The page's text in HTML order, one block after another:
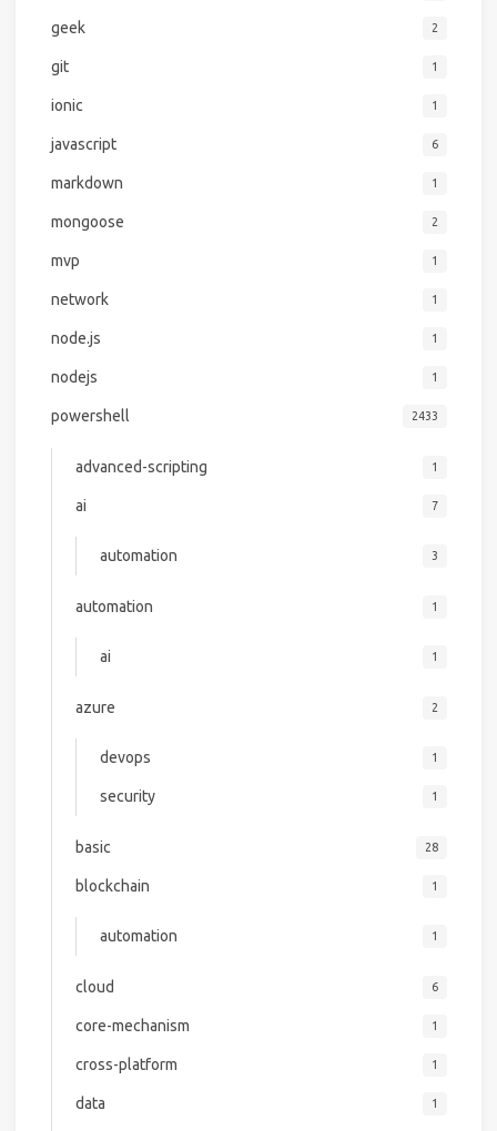
geek 2
git 1
ionic 1
javascript 6
markdown 1
mongoose 2
mvp 1
network 1
node.js 1
nodejs 1
powershell 2433
advanced-scripting 1
ai 7
automation 3
automation 1
ai 1
azure 2
devops 1
security 1
basic 28
blockchain 1
automation 1
cloud 6
core-mechanism 1
cross-platform 1
data 1